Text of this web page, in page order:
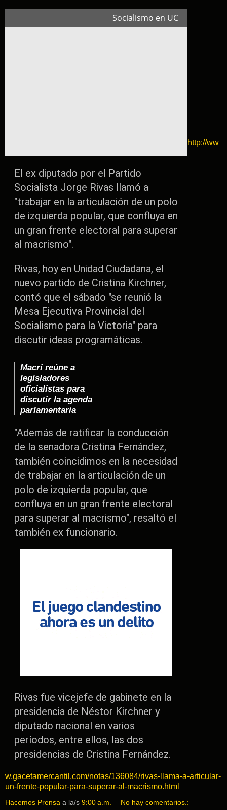
Socialismo en UC
El ex diputado por el Partido
Socialista Jorge Rivas llamó a
"trabajar en la articulación de un polo
de izquierda popular, que confluya en
un gran frente electoral para superar
al macrismo".
Rivas, hoy en Unidad Ciudadana, el
nuevo partido de Cristina Kirchner,
contó que el sábado "se reunió la
Mesa Ejecutiva Provincial del
Socialismo para la Victoria" para
discutir ideas programáticas.
Macri reúne a
legisladores
oficialistas para
discutir la agenda
parlamentaria
"Además de ratificar la conducción
de la senadora Cristina Fernández,
también coincidimos en la necesidad
de trabajar en la articulación de un
polo de izquierda popular, que
confluya en un gran frente electoral
para superar al macrismo", resaltó el
también ex funcionario.
Rivas fue vicejefe de gabinete en la
presidencia de Néstor Kirchner y
diputado nacional en varios
períodos, entre ellos, las dos
presidencias de Cristina Fernández.
http://ww
w.gacetamercantil.com/notas/136084/rivas-llama-a-articular-
un-frente-popular-para-superar-al-macrismo.html
Hacemos Prensa a la/s 9:00 a.m. No hay comentarios.: